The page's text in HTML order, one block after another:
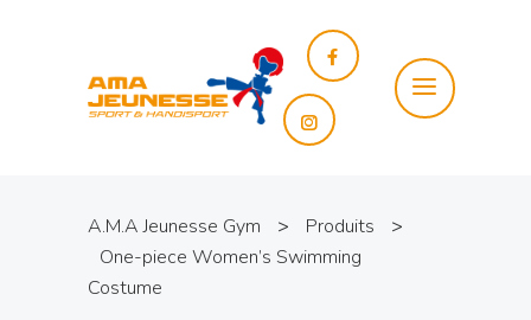
A.M.A Jeunesse Gym > Produits
>
One-piece Women’s Swimming
Costume